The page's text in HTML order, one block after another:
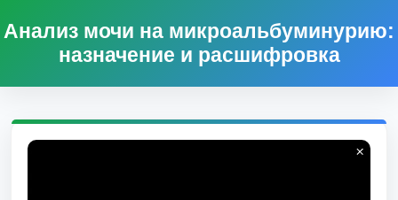
Анализ мочи на микроальбуминурию:
назначение и расшифровка